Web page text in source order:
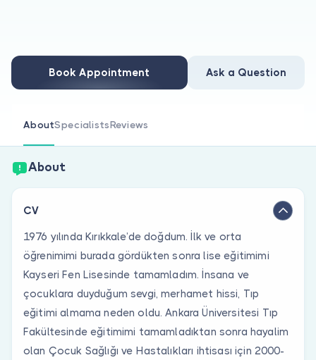
For Doctors
Are you a doctor?
Book Appointment Ask a Question
AboutSpecialistsReviews
About
CV
1976 yılında Kırıkkale’de doğdum. İlk ve orta
öğrenimimi burada gördükten sonra lise eğitimimi
Kayseri Fen Lisesinde tamamladım. İnsana ve
çocuklara duyduğum sevgi, merhamet hissi, Tıp
eğitimi almama neden oldu. Ankara Üniversitesi Tıp
Fakültesinde eğitimimi tamamladıktan sonra hayalim
olan Çocuk Sağlığı ve Hastalıkları ihtisası için 2000-